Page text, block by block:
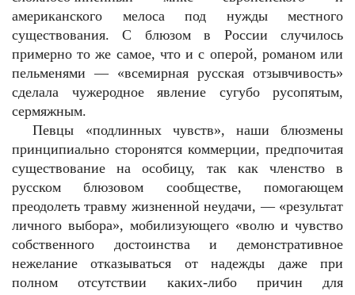
американского мелоса под нужды местного
существования. С блюзом в России случилось
примерно то же самое, что и с оперой, романом или
пельменями — «всемирная русская отзывчивость»
сделала чужеродное явление сугубо русопятым,
сермяжным.
Певцы «подлинных чувств», наши блюзмены
принципиально сторонятся коммерции, предпочитая
существование на особицу, так как членство в
русском блюзовом сообществе, помогающем
преодолеть травму жизненной неудачи, — «результат
личного выбора», мобилизующего «волю и чувство
собственного достоинства и демонстративное
нежелание отказываться от надежды даже при
полном отсутствии каких-либо причин для